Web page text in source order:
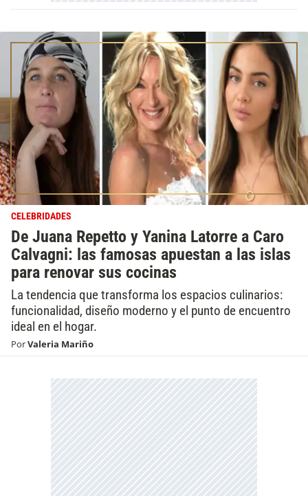
CELEBRIDADES
De Juana Repetto y Yanina Latorre a Caro
Calvagni: las famosas apuestan a las islas
para renovar sus cocinas
La tendencia que transforma los espacios culinarios:
funcionalidad, diseño moderno y el punto de encuentro
ideal en el hogar.
PorValeria Mariño